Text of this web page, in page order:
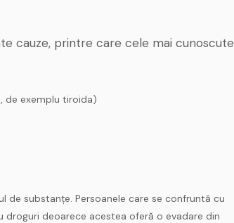
cauze, printre care cele mai cunoscute
de exemplu tiroida)
de substanțe. Persoanele care se confruntă cu
droguri deoarece acestea oferă o evadare din